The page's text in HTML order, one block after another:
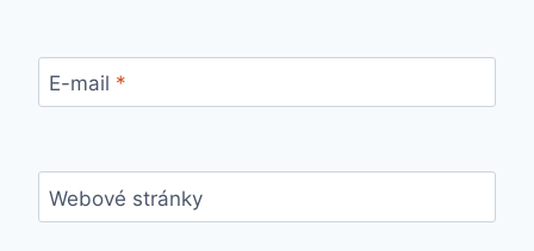
E-mail *
Webové stránky